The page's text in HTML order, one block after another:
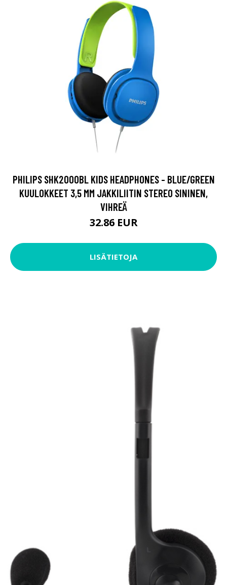
PHILIPS SHK2000BL KIDS HEADPHONES - BLUE/GREEN
KUULOKKEET 3,5 MM JAKKILIITIN STEREO SININEN,
VIHREÄ
32.86 EUR
LISÄTIETOJA